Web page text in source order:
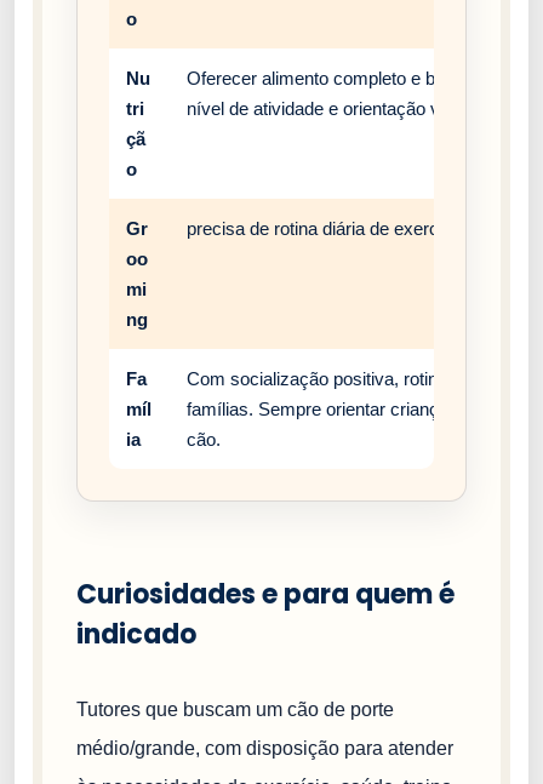
o
Nu
tri
çã
o
Oferecer alimento completo e balanceado,
nível de atividade e orientação veterinária.
Gr
oo
mi
ng
precisa de rotina diária de exercício,
Fa
míl
ia
Com socialização positiva, rotina estável e
famílias. Sempre orientar crianças a
cão.
Curiosidades e para quem é
indicado
Tutores que buscam um cão de porte
médio/grande, com disposição para atender